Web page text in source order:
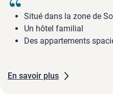
Situé dans la zone de
Un hôtel familial
Des appartements
En savoir plus